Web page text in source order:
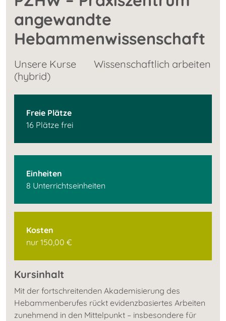
angewandte
Hebammenwissenschaft
Unsere Kurse
Wissenschaftlich arbeiten
(hybrid)
Freie Plätze
16 Plätze frei
Einheiten
8 Unterrichtseinheiten
Kosten
nur 150,00 €
Kursinhalt
Mit der fortschreitenden Akademisierung des
Hebammenberufes rückt evidenzbasiertes Arbeiten
zunehmend in den Mittelpunkt – insbesondere für